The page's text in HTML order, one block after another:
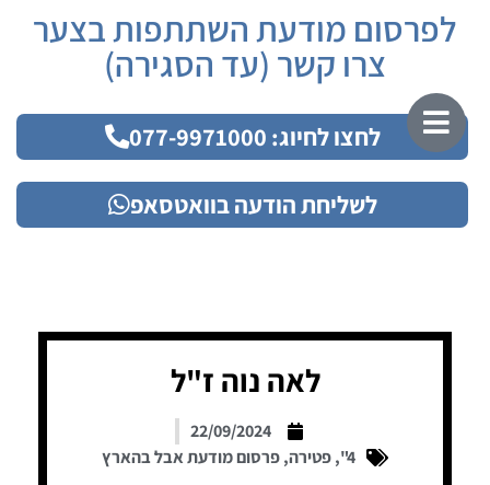
לפרסום מודעת השתתפות בצער
צרו קשר (עד הסגירה)
לחצו לחיוג: 077-9971000
לשליחת הודעה בוואטסאפ
לאה נוה ז"ל
22/09/2024
4"
,פטירה,פרסום מודעת אבל בהארץ